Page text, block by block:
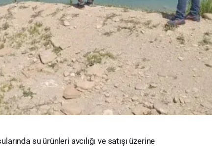
su ürünleri avcılığı ve satışı üzerine